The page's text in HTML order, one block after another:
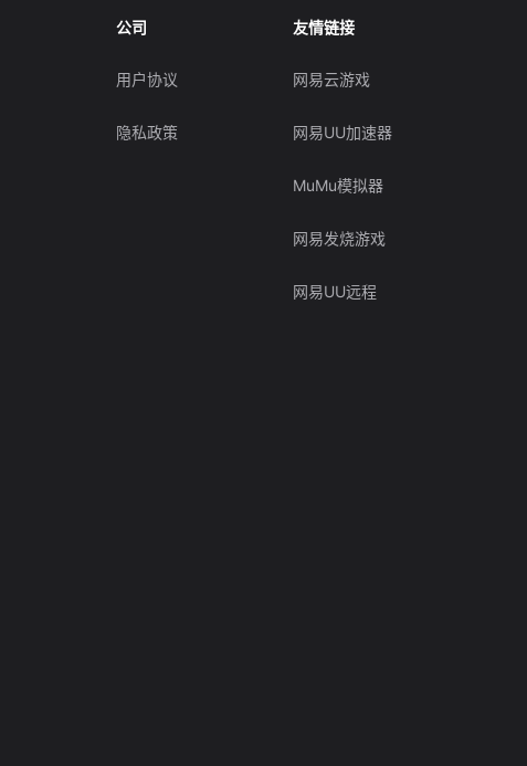
公司
用户协议
隐私政策
友情链接
网易云游戏
网易UU加速器
MuMu模拟器
网易发烧游戏
网易UU远程